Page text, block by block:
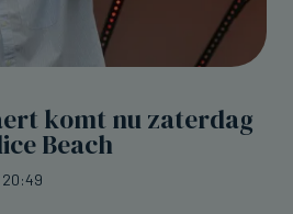
komt nu zaterdag
Beach